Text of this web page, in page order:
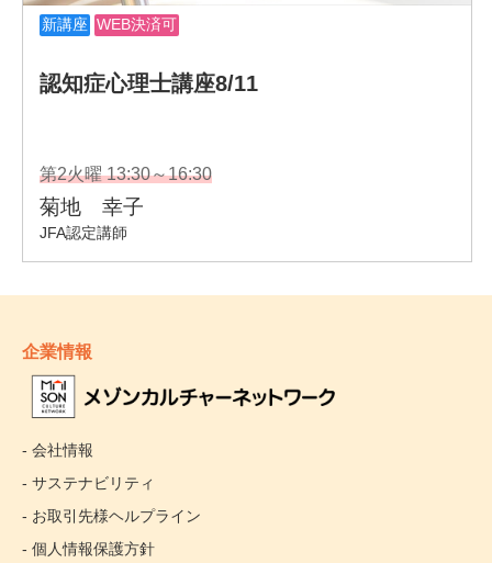
企業情報
- 会社情報
- サステナビリティ
- お取引先様ヘルプライン
- 個人情報保護方針